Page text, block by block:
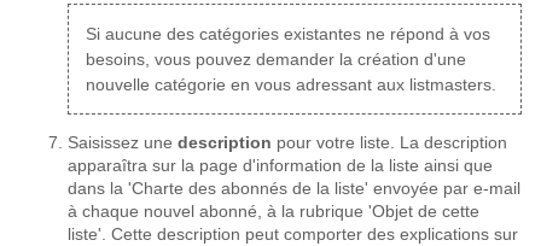
Si aucune des catégories existantes ne répond à vos
besoins, vous pouvez demander la création d'une
nouvelle catégorie en vous adressant aux listmasters.
Saisissez une description pour votre liste. La description
apparaîtra sur la page d'information de la liste ainsi que
dans la 'Charte des abonnés de la liste' envoyée par e-mail
à chaque nouvel abonné, à la rubrique 'Objet de cette
liste'. Cette description peut comporter des explications sur